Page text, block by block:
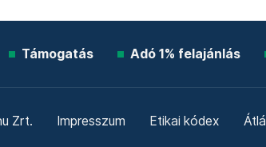
Támogatás Adó 1% felajánlás
Zrt. Impresszum Etikai kódex